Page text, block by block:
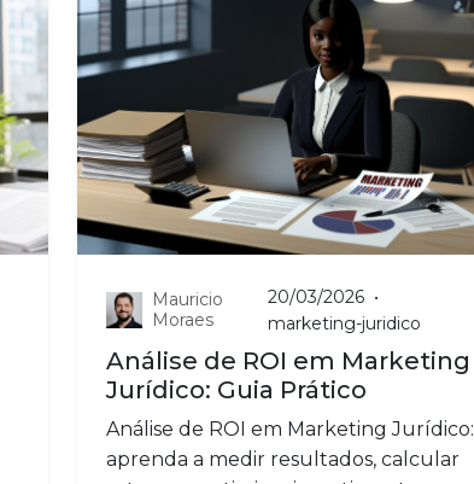
Mauricio
Moraes
20/03/2026 •
marketing-juridico
Análise de ROI em Marketing
Jurídico: Guia Prático
Análise de ROI em Marketing Jurídico:
aprenda a medir resultados, calcular